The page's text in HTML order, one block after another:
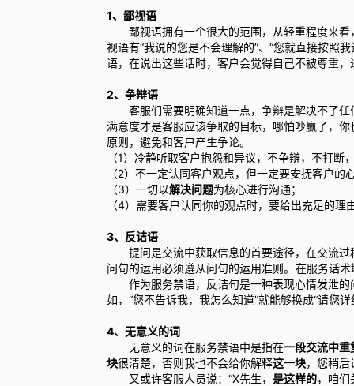
1、鄙视语
鄙视语拥有一个很大的范围，从轻重程度来看
视语有“我说的您是不会理解的”、“您就直接按照
语，在说出这些话时，客户会觉得自己不被尊重
2、争辩语
客服们需要明确知道一点，争辩是解决不了任
满意度才是客服应该争取的目标，哪怕吵赢了，
原则，避免和客户产生争论。
（1）冷静听取客户抱怨和异议，不争辩，不打断
（2）不一定认同客户观点，但一定要安抚客户的
（3）一切以解决问题为核心进行沟通；
（4）需要客户认同你的观点时，要给出充足的理
3、反诘语
提问是交流中获取信息的首要途径，在交流过
问句的运用必须遵从问句的运用准则。 在服务话
作为服务禁语，反诘句是一种表现心情发泄的
如，“您不告诉我，我怎么知道”就能够换成“请您
4、无意义的词
无意义的词在服务禁语中是指在一段交流中重
块很清楚，否则我也不会给你解释这一块，您稍
又或许客服人员说：“X先生， 是这样的，咱们